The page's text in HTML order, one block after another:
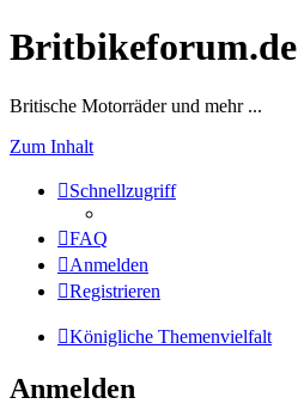
Britbikeforum.de
Britische Motorräder und mehr ...
Zum Inhalt
Schnellzugriff
FAQ
Anmelden
Registrieren
Königliche Themenvielfalt
Anmelden